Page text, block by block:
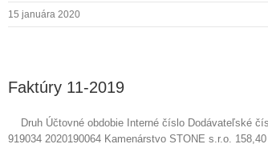
15 januára 2020
Faktúry 11-2019
Druh Účtovné obdobie Interné číslo Dodávateľské
919034 2020190064 Kamenárstvo STONE s.r.o.